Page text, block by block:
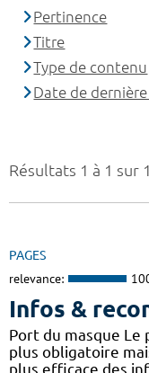
Résultats 1 à 1 sur
PAGES
relevance:
Infos &
Port du masque Le
plus obligatoire
plus efficace des
Pertinence
Titre
Type de contenu
Date de